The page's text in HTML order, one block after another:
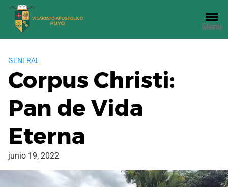
Saltar
contenido
Menu
GENERAL
Corpus Christi:
Pan de Vida
Eterna
junio 19, 2022